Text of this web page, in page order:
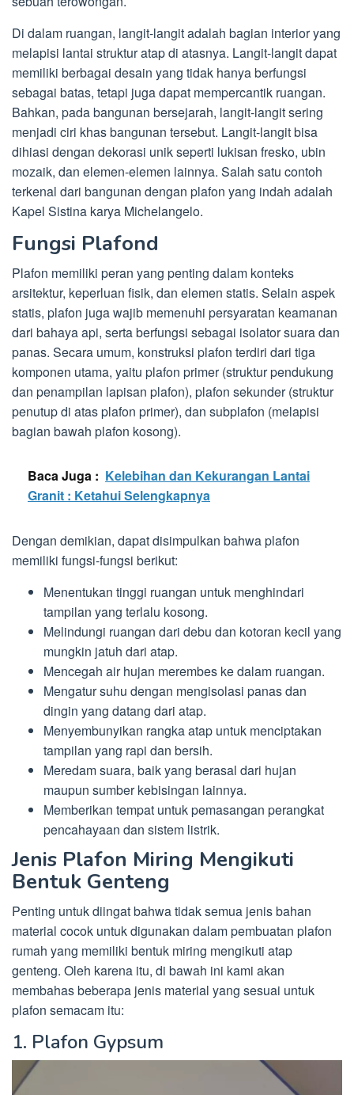
Di dalam ruangan, langit-langit adalah bagian interior yang
melapisi lantai struktur atap di atasnya. Langit-langit dapat
memiliki berbagai desain yang tidak hanya berfungsi
sebagai batas, tetapi juga dapat mempercantik ruangan.
Bahkan, pada bangunan bersejarah, langit-langit sering
menjadi ciri khas bangunan tersebut. Langit-langit bisa
dihiasi dengan dekorasi unik seperti lukisan fresko, ubin
mozaik, dan elemen-elemen lainnya. Salah satu contoh
terkenal dari bangunan dengan plafon yang indah adalah
Kapel Sistina karya Michelangelo.
Fungsi Plafond
Plafon memiliki peran yang penting dalam konteks
arsitektur, keperluan fisik, dan elemen statis. Selain aspek
statis, plafon juga wajib memenuhi persyaratan keamanan
dari bahaya api, serta berfungsi sebagai isolator suara dan
panas. Secara umum, konstruksi plafon terdiri dari tiga
komponen utama, yaitu plafon primer (struktur pendukung
dan penampilan lapisan plafon), plafon sekunder (struktur
penutup di atas plafon primer), dan subplafon (melapisi
bagian bawah plafon kosong).
Baca Juga : Kelebihan dan Kekurangan Lantai
Granit : Ketahui Selengkapnya
Dengan demikian, dapat disimpulkan bahwa plafon
memiliki fungsi-fungsi berikut:
Menentukan tinggi ruangan untuk menghindari
tampilan yang terlalu kosong.
Melindungi ruangan dari debu dan kotoran kecil yang
mungkin jatuh dari atap.
Mencegah air hujan merembes ke dalam ruangan.
Mengatur suhu dengan mengisolasi panas dan
dingin yang datang dari atap.
Menyembunyikan rangka atap untuk menciptakan
tampilan yang rapi dan bersih.
Meredam suara, baik yang berasal dari hujan
maupun sumber kebisingan lainnya.
Memberikan tempat untuk pemasangan perangkat
pencahayaan dan sistem listrik.
Jenis Plafon Miring Mengikuti
Bentuk Genteng
Penting untuk diingat bahwa tidak semua jenis bahan
material cocok untuk digunakan dalam pembuatan plafon
rumah yang memiliki bentuk miring mengikuti atap
genteng. Oleh karena itu, di bawah ini kami akan
membahas beberapa jenis material yang sesuai untuk
plafon semacam itu:
1. Plafon Gypsum